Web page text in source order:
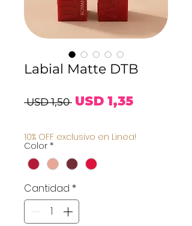
Labial Matte DTB
USD 1,50 Precio
USD 1,35
de
10% OFF exclusivo en Linea!
Color *
Cantidad *